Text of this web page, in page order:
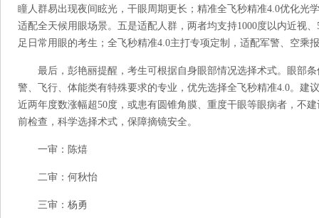
瞳人群易出现夜间眩光，干眼周期更长；精准全飞秒精准4.0优化光
适配全天候用眼场景。五是适配人群，两者均支持1000度以内近视
足日常用眼的考生；全飞秒精准4.0主打专项定制，适配军警、空乘
最后，彭艳丽提醒，考生可根据自身眼部情况选择术式。眼部
警、飞行、体能类有特殊要求的专业，优先选择全飞秒精准4.0。建
近两年度数涨幅超50度，或患有圆锥角膜、重度干眼等眼病者，不
前检查，科学选择术式，保障摘镜安全。
一审：陈熺
二审：何秋怡
三审：杨勇